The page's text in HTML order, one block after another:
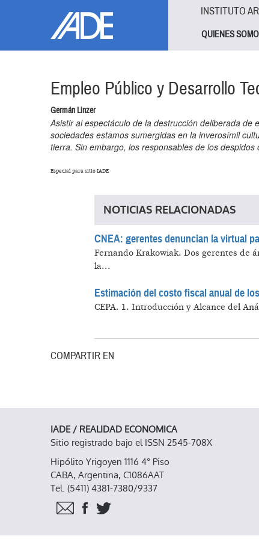
INSTITUTO
QUIENES
Empleo Público y Desarrollo
Germán Linzer
Asistir al espectáculo de la destrucción deliberada
sociedades estamos sumergidas en la inverosímil
tierra. Sin embargo, los responsables de los
Especial para sitio IADE
NOTICIAS RELACIONADAS
CNEA: gerentes denuncian la virtual
Fernando Krakowiak. Dos gerentes de
la...
Estimación del costo fiscal anual de
CEPA. 1. Introducción y Alcance del
COMPARTIR EN
IADE / REALIDAD ECONOMICA
Sitio registrado bajo el ISSN 2545-708X
Hipólito Yrigoyen 1116 4° Piso
CABA, Argentina, C1086AAT
Tel. (5411) 4381-7380/9337